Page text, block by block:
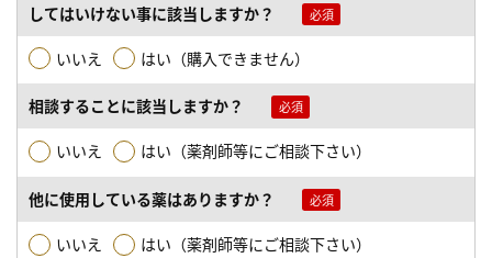
してはいけない事に該当しますか？
いいえ はい（購入できません）
相談することに該当しますか？
いいえ はい（薬剤師等にご相談下さい）
他に使用している薬はありますか？
いいえ はい（薬剤師等にご相談下さい）